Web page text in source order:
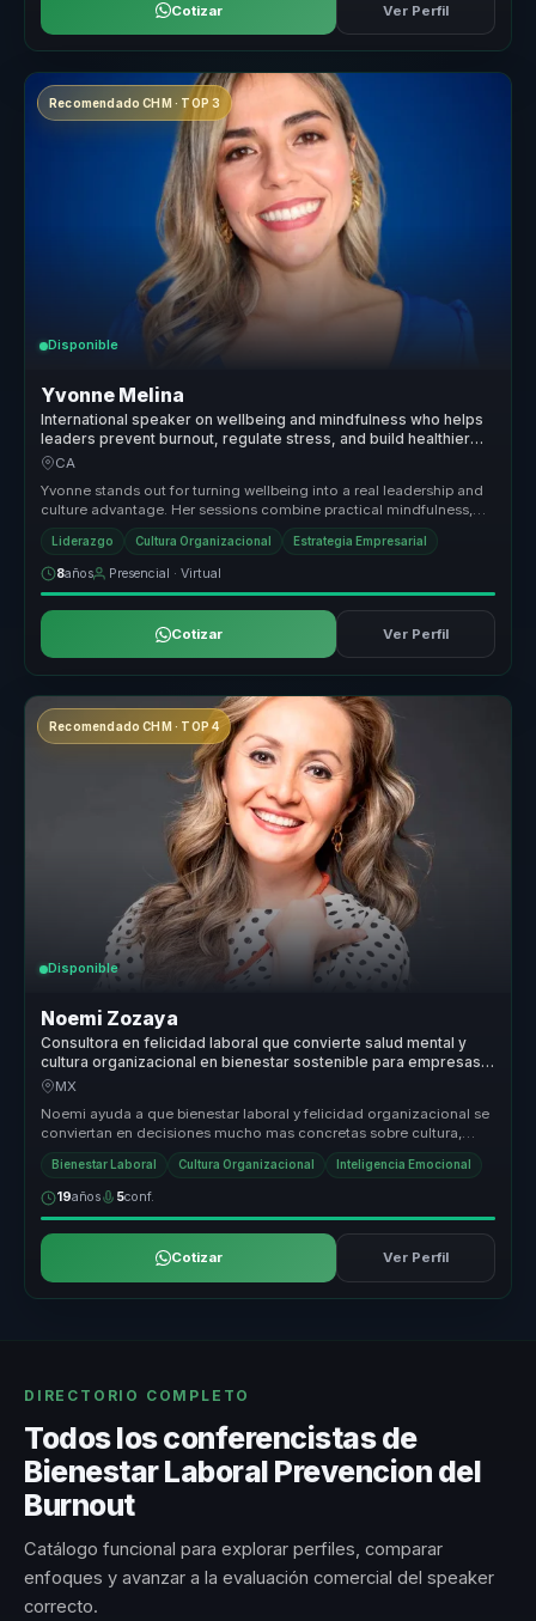
Cotizar Ver Perfil
Recomendado CHM · TOP 3
Disponible
Yvonne Melina
International speaker on wellbeing and mindfulness who helps
leaders prevent burnout, regulate stress, and build healthier
performance cultures.
CA
Yvonne stands out for turning wellbeing into a real leadership and
culture advantage. Her sessions combine practical mindfulness,
emotion...
Liderazgo Cultura Organizacional Estrategia Empresarial
8años Presencial · Virtual
Cotizar Ver Perfil
Recomendado CHM · TOP 4
Disponible
Noemi Zozaya
Consultora en felicidad laboral que convierte salud mental y
cultura organizacional en bienestar sostenible para empresas y
lideres.
MX
Noemi ayuda a que bienestar laboral y felicidad organizacional se
conviertan en decisiones mucho mas concretas sobre cultura,
liderazgo y...
Bienestar Laboral Cultura Organizacional Inteligencia Emocional
19años 5conf.
Cotizar Ver Perfil
DIRECTORIO COMPLETO
Todos los conferencistas de
Bienestar Laboral Prevencion del
Burnout
Catálogo funcional para explorar perfiles, comparar
enfoques y avanzar a la evaluación comercial del speaker
correcto.